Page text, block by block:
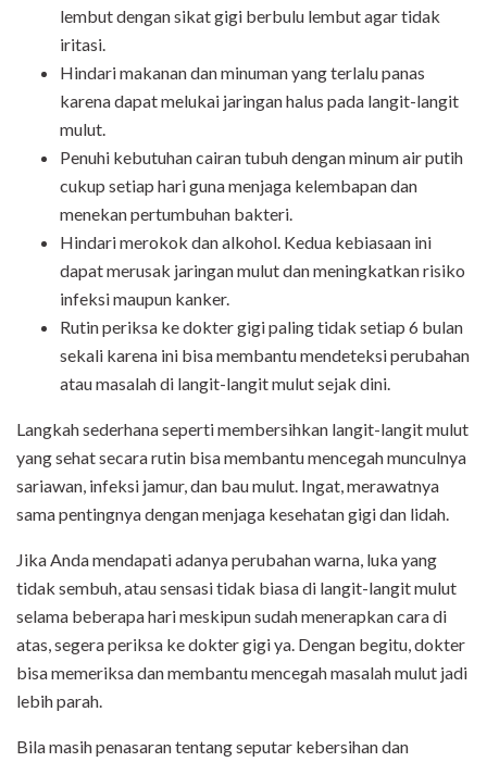
lembut dengan sikat gigi berbulu lembut agar tidak
iritasi.
Hindari makanan dan minuman yang terlalu panas
karena dapat melukai jaringan halus pada langit-langit
mulut.
Penuhi kebutuhan cairan tubuh dengan minum air putih
cukup setiap hari guna menjaga kelembapan dan
menekan pertumbuhan bakteri.
Hindari merokok dan alkohol. Kedua kebiasaan ini
dapat merusak jaringan mulut dan meningkatkan risiko
infeksi maupun kanker.
Rutin periksa ke dokter gigi paling tidak setiap 6 bulan
sekali karena ini bisa membantu mendeteksi perubahan
atau masalah di langit-langit mulut sejak dini.
Langkah sederhana seperti membersihkan langit-langit mulut
yang sehat secara rutin bisa membantu mencegah munculnya
sariawan, infeksi jamur, dan bau mulut. Ingat, merawatnya
sama pentingnya dengan menjaga kesehatan gigi dan lidah.
Jika Anda mendapati adanya perubahan warna, luka yang
tidak sembuh, atau sensasi tidak biasa di langit-langit mulut
selama beberapa hari meskipun sudah menerapkan cara di
atas, segera periksa ke dokter gigi ya. Dengan begitu, dokter
bisa memeriksa dan membantu mencegah masalah mulut jadi
lebih parah.
Bila masih penasaran tentang seputar kebersihan dan